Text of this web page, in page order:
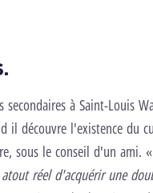
secondaires à Saint-Louis
il découvre l'existence du
sous le conseil d'un ami. «
réel d'acquérir une